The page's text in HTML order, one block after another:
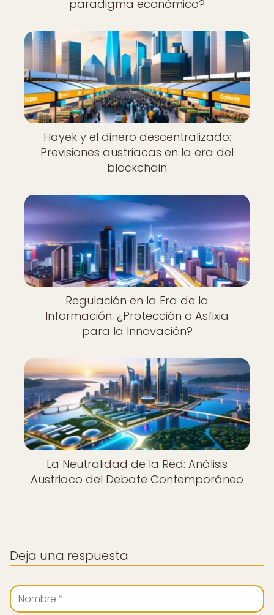
paradigma económico?
Hayek y el dinero descentralizado:
Previsiones austriacas en la era del
blockchain
Regulación en la Era de la
Información: ¿Protección o Asfixia
para la Innovación?
La Neutralidad de la Red: Análisis
Austriaco del Debate Contemporáneo
Deja una respuesta